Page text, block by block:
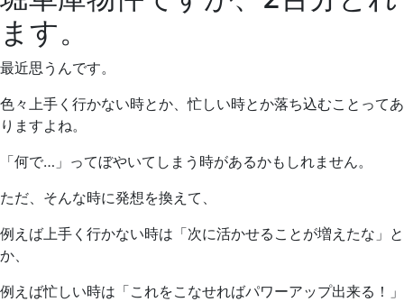
ます。
最近思うんです。
色々上手く行かない時とか、忙しい時とか落ち込むことってあ
りますよね。
「何で…」ってぼやいてしまう時があるかもしれません。
ただ、そんな時に発想を換えて、
例えば上手く行かない時は「次に活かせることが増えたな」と
か、
例えば忙しい時は「これをこなせればパワーアップ出来る！」